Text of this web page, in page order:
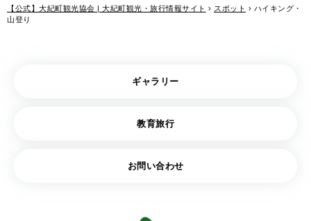
【公式】大紀町観光協会 | 大紀町観光・旅行情報サイト › スポット › ハイキング・
山登り
ギャラリー
教育旅行
お問い合わせ